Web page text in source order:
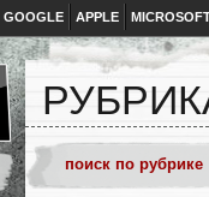
GOOGLE APPLE